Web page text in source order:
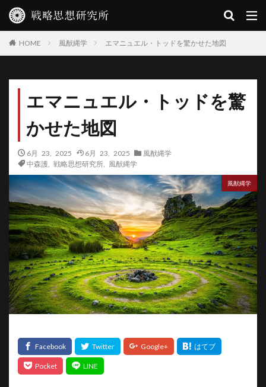
HOME 風猷縄学 エマニュエル・トッドを驚かせた地図
エマニュエル・トッドを驚
かせた地図
6月 23, 2025 6月 23, 2025
風猷縄学
中森護, 戦略思想研究所, 風猷縄学
風猷縄学